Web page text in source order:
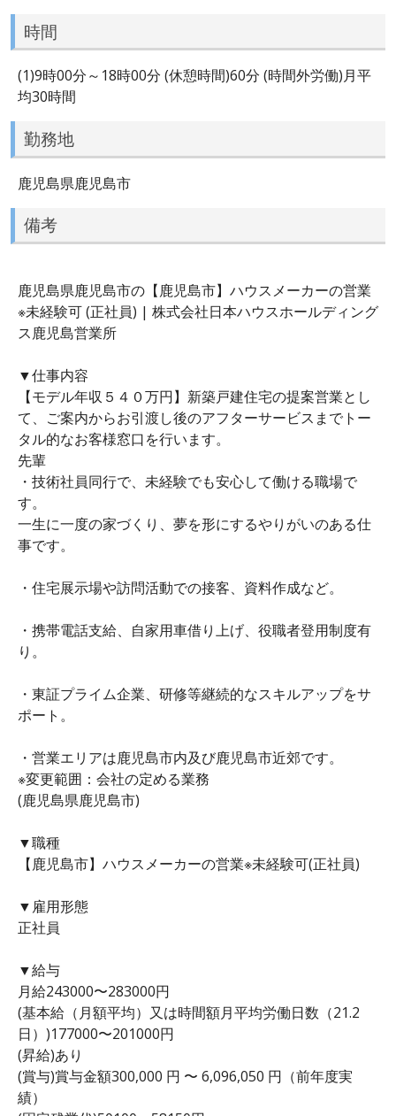
時間
(1)9時00分～18時00分 (休憩時間)60分 (時間外労働)月平
均30時間
勤務地
鹿児島県鹿児島市
備考
鹿児島県鹿児島市の【鹿児島市】ハウスメーカーの営業
※未経験可 (正社員) | 株式会社日本ハウスホールディング
ス鹿児島営業所
▼仕事内容
【モデル年収５４０万円】新築戸建住宅の提案営業とし
て、ご案内からお引渡し後のアフターサービスまでトー
タル的なお客様窓口を行います。
先輩
・技術社員同行で、未経験でも安心して働ける職場で
す。
一生に一度の家づくり、夢を形にするやりがいのある仕
事です。
・住宅展示場や訪問活動での接客、資料作成など。
・携帯電話支給、自家用車借り上げ、役職者登用制度有
り。
・東証プライム企業、研修等継続的なスキルアップをサ
ポート。
・営業エリアは鹿児島市内及び鹿児島市近郊です。
※変更範囲：会社の定める業務
(鹿児島県鹿児島市)
▼職種
【鹿児島市】ハウスメーカーの営業※未経験可(正社員)
▼雇用形態
正社員
▼給与
月給243000〜283000円
(基本給（月額平均）又は時間額月平均労働日数（21.2
日）)177000〜201000円
(昇給)あり
(賞与)賞与金額300,000 円 〜 6,096,050 円（前年度実
績）